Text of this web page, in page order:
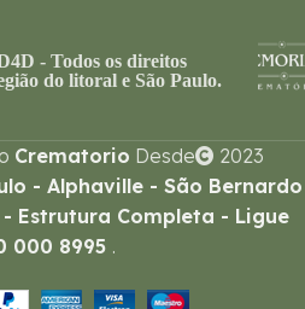
- Todos os direitos
do litoral e São Paulo.
Crematorio Desde
2023
- Alphaville - São Bernardo
Estrutura Completa - Ligue
000 8995 .